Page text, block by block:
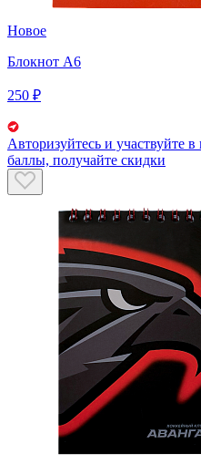
Новое
Блокнот А6
250 ₽
Авторизуйтесь и участвуйте
баллы, получайте скидки